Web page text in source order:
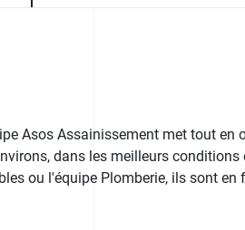
Asos Assainissement met tout
dans les meilleurs conditions
ou l'équipe Plomberie, ils sont